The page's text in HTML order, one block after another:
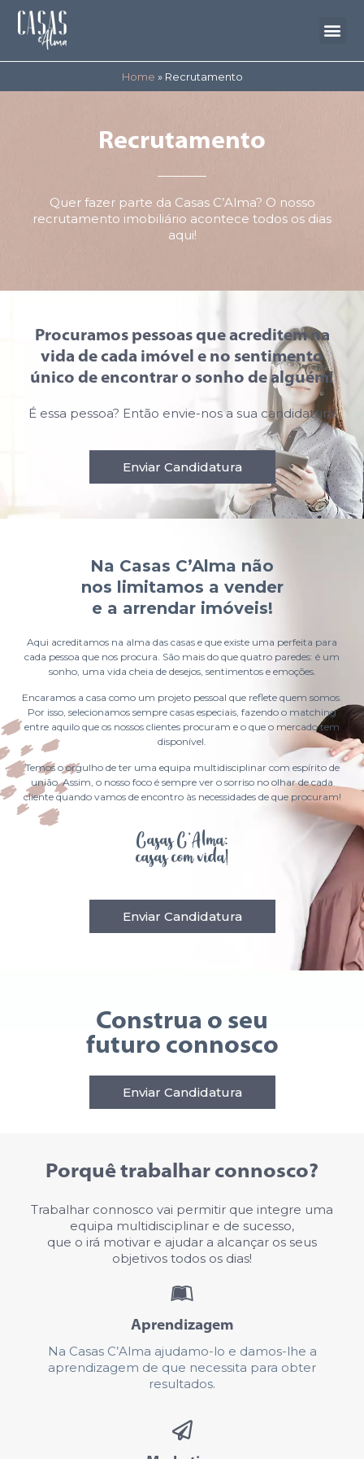
Home » Recrutamento
Recrutamento
Quer fazer parte da Casas C’Alma? O nosso
recrutamento imobiliário acontece todos os dias
aqui!
Procuramos pessoas que acreditem na
vida de cada imóvel e no sentimento
único de encontrar o sonho de alguém!
É essa pessoa? Então envie-nos a sua candidatura!
Enviar Candidatura
Na Casas C’Alma não
nos limitamos a vender
e a arrendar imóveis!
Aqui acreditamos na alma das casas e que existe uma perfeita para
cada pessoa que nos procura. São mais do que quatro paredes: é um
sonho, uma vida cheia de desejos, sentimentos e emoções.
Encaramos a casa como um projeto pessoal que reflete quem somos.
Por isso, selecionamos sempre casas especiais, fazendo o matching
entre aquilo que os nossos clientes procuram e o que o mercado tem
disponível.
Temos o orgulho de ter uma equipa multidisciplinar com espírito de
união. Assim, o nosso foco é sempre ver o sorriso no olhar de cada
cliente quando vamos de encontro às necessidades de que procuram!
Casas C’Alma:
casas com vida!
Enviar Candidatura
Construa o seu
futuro connosco
Enviar Candidatura
Porquê trabalhar connosco?
Trabalhar connosco vai permitir que integre uma
equipa multidisciplinar e de sucesso,
que o irá motivar e ajudar a alcançar os seus
objetivos todos os dias!
Aprendizagem
Na Casas C’Alma ajudamo-lo e damos-lhe a
aprendizagem de que necessita para obter
resultados.